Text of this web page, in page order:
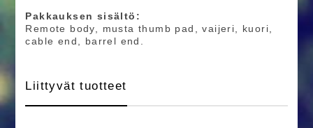
Pakkauksen sisältö:
Remote body, musta thumb pad, vaijeri, kuori,
cable end, barrel end.
Liittyvät tuotteet